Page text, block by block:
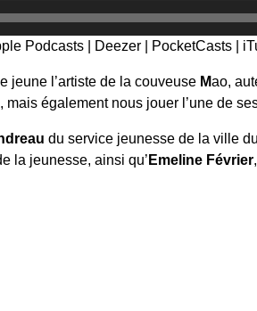
Podcasts Deezer PocketCasts
jeune l’artiste de la couveuse Mao,
mais également nous jouer l’une de
du service jeunesse de la ville
la jeunesse, ainsi qu’ Emeline Février